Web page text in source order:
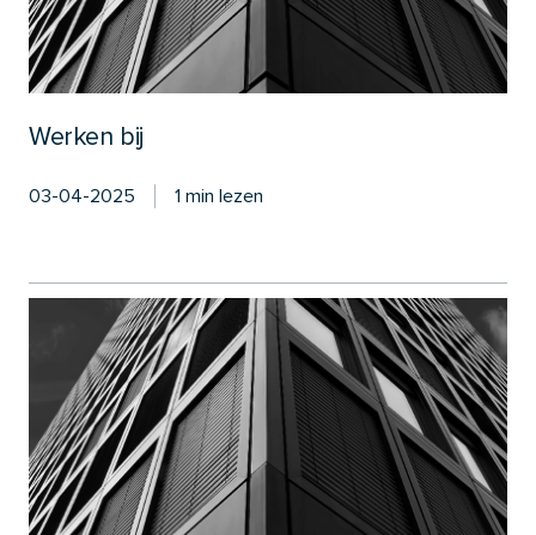
Werken bij
03-04-2025 1 min lezen